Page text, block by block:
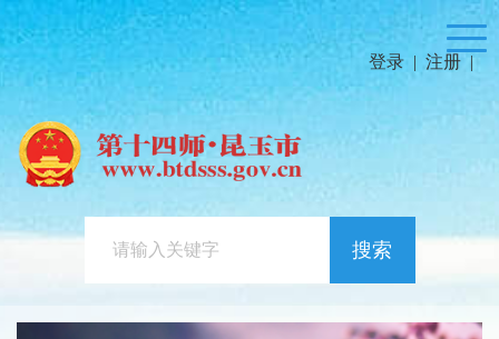
登录 | 注册 |
搜索